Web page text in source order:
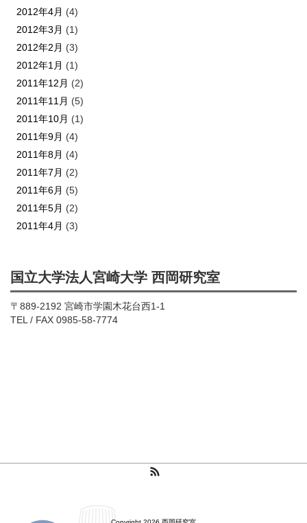
2012年4月 (4)
2012年3月 (1)
2012年2月 (3)
2012年1月 (1)
2011年12月 (2)
2011年11月 (5)
2011年10月 (1)
2011年9月 (4)
2011年8月 (4)
2011年7月 (2)
2011年6月 (5)
2011年5月 (2)
2011年4月 (3)
国立大学法人宮崎大学 西岡研究室
〒889-2192 宮崎市学園木花台西1-1
TEL / FAX 0985-58-7774